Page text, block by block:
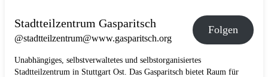
Stadtteilzentrum Gasparitsch
@stadtteilzentrum@www.gasparitsch.org
Folgen
Unabhängiges, selbstverwaltetes und selbstorganisiertes
Stadtteilzentrum in Stuttgart Ost. Das Gasparitsch bietet Raum für